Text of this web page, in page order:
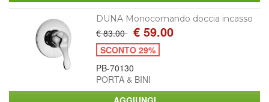
DUNA Monocomando doccia incasso
€ 83.00 € 59.00
SCONTO 29%
PB-70130
PORTA & BINI